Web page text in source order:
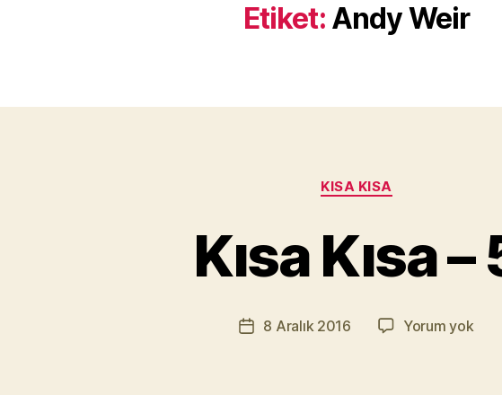
Etiket: Andy Weir
Kategoriler
KISA KISA
Kısa Kısa –
Yazının
yazarı
M
Yazı8 Aralık 2016 Yorum yokKısa